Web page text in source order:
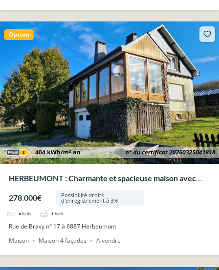
Option
HERBEUMONT : Charmante et spacieuse maison avec
278.000€
Possibilité droits
d'enregistrement à 3% !
4 beds 1 bath
Rue de Bravy n° 17 à 6887 Herbeumont
Maison
Maison 4 façades A vendre